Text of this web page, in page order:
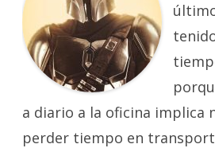
a diario a la oficina implica
perder tiempo en